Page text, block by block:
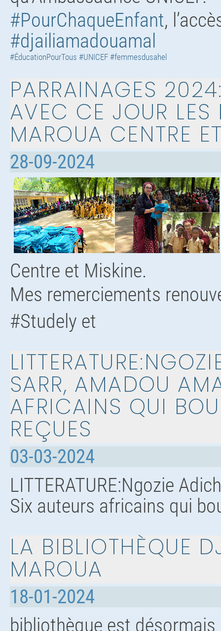
#PourChaqueEnfant,
#djailiamadouamal
#ÉducationPourTous #UNICEF #femmesdusahel
PARRAINAGES
AVEC CE JOUR LES
MAROUA CENTRE
28-09-2024
Centre et Miskine.
Mes remerciements
#Studely et
SARR, AMADOU
AFRICAINS QUI
REÇUES
03-03-2024
LITTERATURE:Ngozie
Six auteurs africains qui
LA BIBLIOTHÈQUE
MAROUA
18-01-2024
bibliothèque est